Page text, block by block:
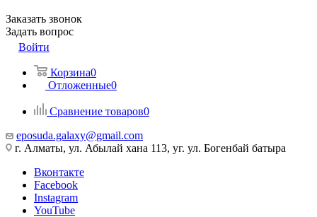
Заказать звонок
Задать вопрос
Войти
Корзина0
Отложенные0
Сравнение товаров0
eposuda.galaxy@gmail.com
г. Алматы, ул. Абылай хана 113, уг. ул. Богенбай батыра
Вконтакте
Facebook
Instagram
YouTube